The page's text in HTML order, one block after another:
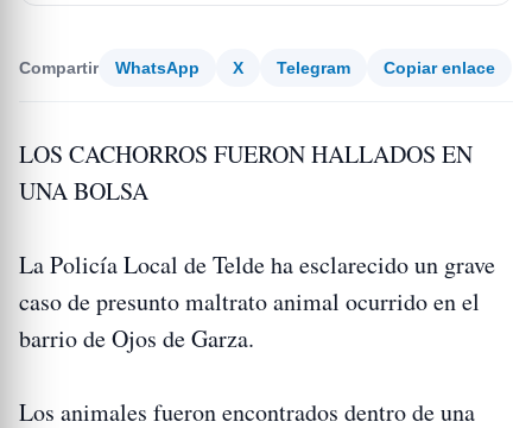
Compartir WhatsApp X Telegram Copiar enlace
LOS CACHORROS FUERON HALLADOS EN
UNA BOLSA
La Policía Local de Telde ha esclarecido un grave
caso de presunto maltrato animal ocurrido en el
barrio de Ojos de Garza.
Los animales fueron encontrados dentro de una